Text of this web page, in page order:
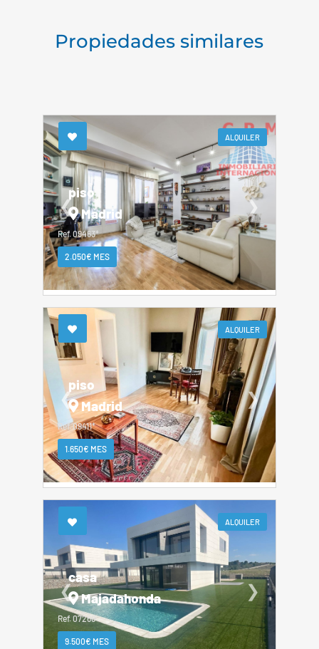
Propiedades similares
ALQUILER
piso
Madrid
Ref. 09463*
2.050€ MES
❮ ❯
ALQUILER
piso
Madrid
Ref. 09411*
1.650€ MES
❮ ❯
ALQUILER
casa
Majadahonda
Ref. 07266
9.500€ MES
❮ ❯